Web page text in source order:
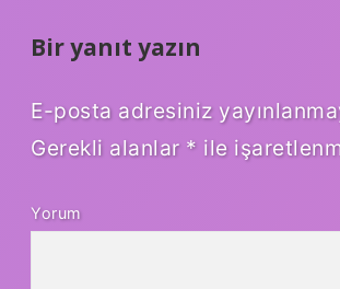
Bir yanıt yazın
E-posta adresiniz
Gerekli alanlar * ile
Yorum